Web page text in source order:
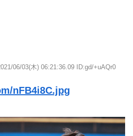
06/03(木) 06:21:36.09 ID:gd/+uAQr0
nFB4i8C.jpg